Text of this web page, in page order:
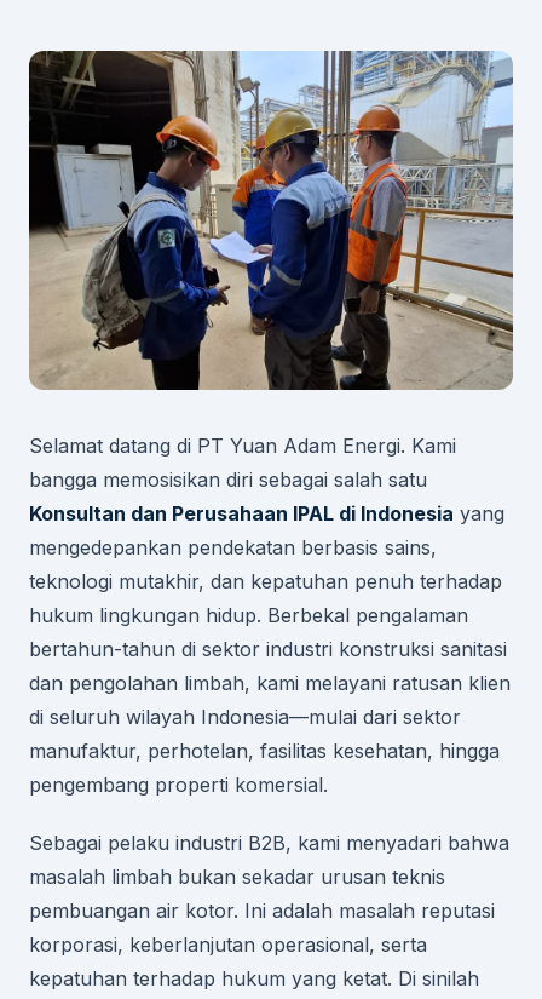
Selamat datang di PT Yuan Adam Energi. Kami
bangga memosisikan diri sebagai salah satu
Konsultan dan Perusahaan IPAL di Indonesia yang
mengedepankan pendekatan berbasis sains,
teknologi mutakhir, dan kepatuhan penuh terhadap
hukum lingkungan hidup. Berbekal pengalaman
bertahun-tahun di sektor industri konstruksi sanitasi
dan pengolahan limbah, kami melayani ratusan klien
di seluruh wilayah Indonesia—mulai dari sektor
manufaktur, perhotelan, fasilitas kesehatan, hingga
pengembang properti komersial.
Sebagai pelaku industri B2B, kami menyadari bahwa
masalah limbah bukan sekadar urusan teknis
pembuangan air kotor. Ini adalah masalah reputasi
korporasi, keberlanjutan operasional, serta
kepatuhan terhadap hukum yang ketat. Di sinilah